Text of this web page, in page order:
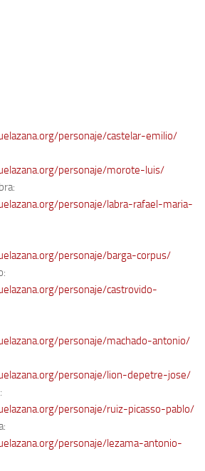
personaje/castelar-emilio/
personaje/morote-luis/
personaje/labra-rafael-maria-
personaje/barga-corpus/
personaje/castrovido-
personaje/machado-antonio/
personaje/lion-depetre-jose/
personaje/ruiz-picasso-pablo/
personaje/lezama-antonio-